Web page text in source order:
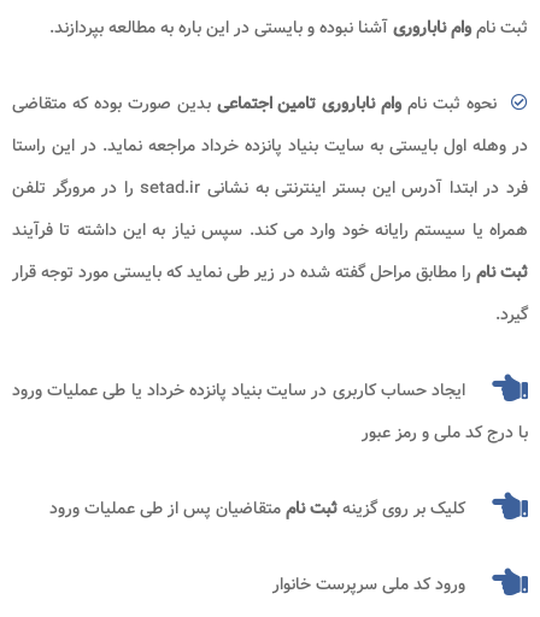
ثبت ناموام ناباروریآشنا نبوده و بایستی در این باره به مطالعه بپردازند.
نحوه ثبت ناموام ناباروری تامین اجتماعی بدین صورت بوده که متقاضی
در وهله اول بایستی به سایت بنیاد پانزده خرداد مراجعه نماید. در این راستا
فرد در ابتدا آدرس این بستر اینترنتی به نشانی setad.irرا در مرورگر تلفن
همراه یا سیستم رایانه خود وارد می کند. سپس نیاز به این داشته تا فرآیند
ثبت نام را مطابق مراحل گفته شده در زیر طی نماید که بایستی مورد توجه قرار
گیرد.
ایجاد حساب کاربری در سایت بنیاد پانزده خرداد یا طی عملیات ورود
با درج کد ملی و رمز عبور
کلیک بر روی گزینهثبت ناممتقاضیان پس از طی عملیات ورود
ورود کد ملی سرپرست خانوار